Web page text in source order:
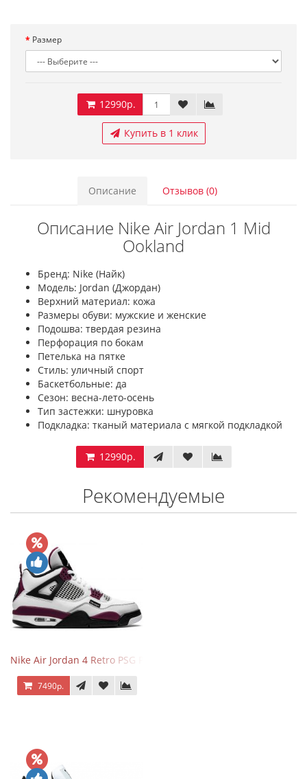
Размер
12990р.
Купить в 1 клик
Описание Отзывов (0)
Описание Nike Air Jordan 1 Mid
Ookland
Бренд: Nike (Найк)
Модель: Jordan (Джордан)
Верхний материал: кожа
Размеры обуви: мужские и женские
Подошва: твердая резина
Перфорация по бокам
Петелька на пятке
Стиль: уличный спорт
Баскетбольные: да
Сезон: весна-лето-осень
Тип застежки: шнуровка
Подкладка: тканый материала с мягкой подкладкой
12990р.
Рекомендуемые
Nike Air Jordan 4 Retro PSG Paris Saint-Germain
7490р.